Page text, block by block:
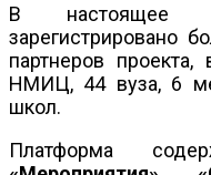
В настоящее
зарегистрировано
партнеров
НМИЦ, 44 вуза, 6
школ.
Платформа